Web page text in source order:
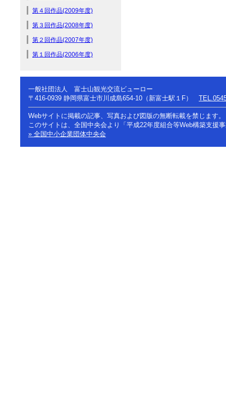
第４回作品(2009年度)
第３回作品(2008年度)
第２回作品(2007年度)
第１回作品(2006年度)
一般社団法人 富士山観光交流ビューロー
〒416-0939 静岡県富士市川成島654-10（新富士駅１F）
Webサイトに掲載の記事、写真および図版の無断転載を禁じます。
このサイトは、全国中央会より「平成22年度組合等Web構築支援
» 全国中小企業団体中央会